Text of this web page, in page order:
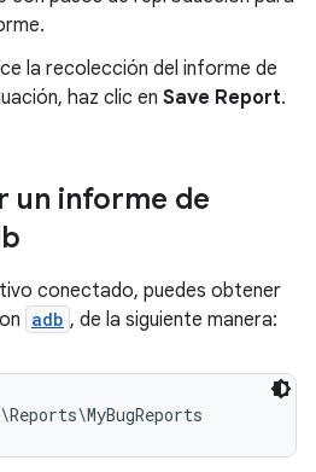
la recolección del informe de
haz clic en Save Report.
un informe de
conectado, puedes obtener
adb , de la siguiente manera: